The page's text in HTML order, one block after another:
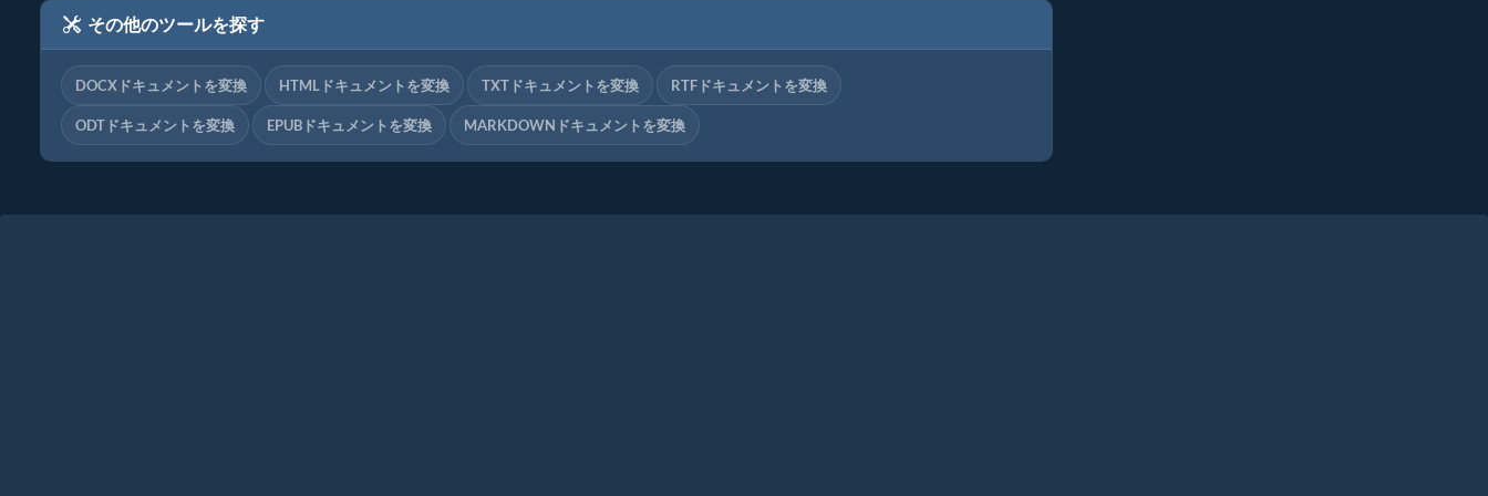
その他のツールを探す
DOCXドキュメントを変換 HTMLドキュメントを変換 TXTドキュメントを変換 RTFドキュメントを変換
ODTドキュメントを変換 EPUBドキュメントを変換 MARKDOWNドキュメントを変換